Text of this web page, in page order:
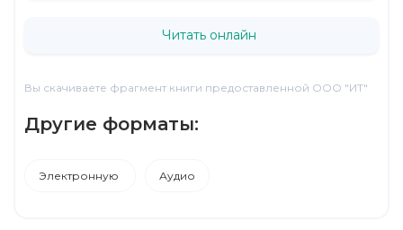
Читать онлайн
Вы скачиваете фрагмент книги предоставленной ООО "ИТ"
Другие форматы:
Электронную Аудио